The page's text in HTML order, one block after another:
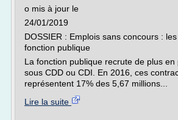
o mis à jour le
24/01/2019
DOSSIER : Emplois sans concours :
fonction publique
La fonction publique recrute de plus en
sous CDD ou CDI. En 2016, ces
représentent 17% des 5,67 millions...
Lire la suite